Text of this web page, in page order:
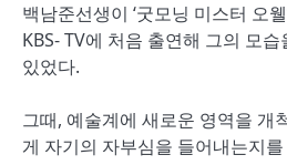
백남준선생이 ‘굿모닝 미스터 오
KBS- TV에 처음 출연해 그의 모
있었다.
그때, 예술계에 새로운 영역을 개
게 자기의 자부심을 들어내는지